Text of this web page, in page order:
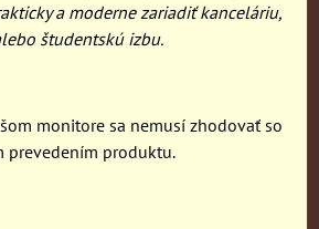
a moderne zariadiť kanceláriu,
študentskú izbu.
monitore sa nemusí zhodovať so
prevedením produktu.